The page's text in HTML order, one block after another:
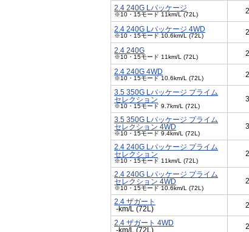
2.4 240G Lパッケージ
※10・15モード 11km/L (72L)
2.4 240G Lパッケージ 4WD
※10・15モード 10.6km/L (72L)
2.4 240G
※10・15モード 11km/L (72L)
2.4 240G 4WD
※10・15モード 10.6km/L (72L)
3.5 350G Lパッケージ プライム
セレクション
※10・15モード 9.7km/L (72L)
3.5 350G Lパッケージ プライム
セレクション 4WD
※10・15モード 9.4km/L (72L)
2.4 240G Lパッケージ プライム
セレクション
※10・15モード 11km/L (72L)
2.4 240G Lパッケージ プライム
セレクション 4WD
※10・15モード 10.6km/L (72L)
2.4 ザガート
-km/L (72L)
2.4 ザガート 4WD